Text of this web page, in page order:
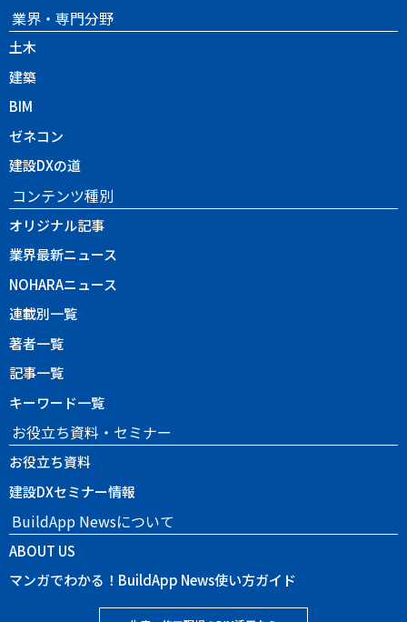
業界・専門分野
土木
建築
BIM
ゼネコン
建設DXの道
コンテンツ種別
オリジナル記事
業界最新ニュース
NOHARAニュース
連載別一覧
著者一覧
記事一覧
キーワード一覧
お役立ち資料・セミナー
お役立ち資料
建設DXセミナー情報
BuildApp Newsについて
ABOUT US
マンガでわかる！BuildApp News使い方ガイド